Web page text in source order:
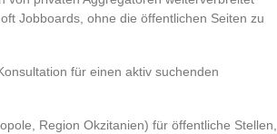
Jobboards, ohne die öffentlichen Seiten zu
für einen aktiv suchenden
Region Okzitanien) für öffentliche Stellen,